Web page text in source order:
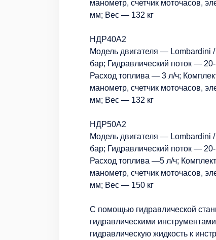
манометр, счетчик моточасов,
мм; Вес — 132 кг
НДР40А2
Модель двигателя —
бар; Гидравлический поток —
Расход топлива — 3 л/ч;
манометр, счетчик моточасов,
мм; Вес — 132 кг
НДР50А2
Модель двигателя —
бар; Гидравлический поток —
Расход топлива —5 л/ч;
манометр, счетчик моточасов,
мм; Вес — 150 кг
С помощью гидравлической
гидравлическими
гидравлическую жидкость к